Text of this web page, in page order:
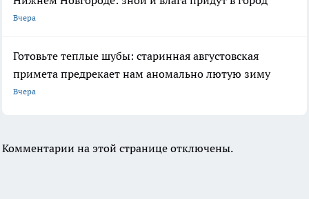
Вчера
Готовьте теплые шубы: старинная августовская
примета предрекает нам аномально лютую зиму
Вчера
Комментарии на этой странице отключены.